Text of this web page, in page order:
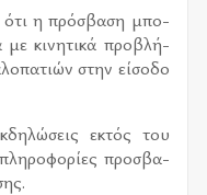
ότι η πρό­σβα­ση μπο­
με κι­νη­τι­κά προ­βλή­
στην εί­σο­δο
εκτός του
πλη­ρο­φο­ρί­ες προ­σβα­